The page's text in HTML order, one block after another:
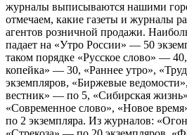
журналы выписываются нашими
отмечаем, какие газеты и журналы
агентов розничной продажи.
падает на «Утро России» — 50
таком порядке «Русское слово» —
копейка» — 30, «Раннее утро»,
экземпляров, «Биржевые
вестник» — по 5, «Сибирская
«Современное слово», «Новое
по 2 экземпляра. Из журналов: